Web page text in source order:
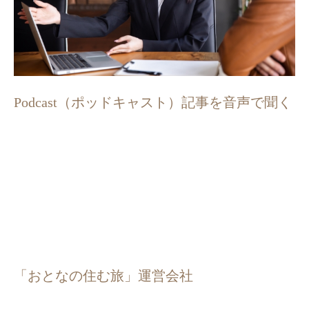
Podcast（ポッドキャスト）記事を音声で聞く
「おとなの住む旅」運営会社